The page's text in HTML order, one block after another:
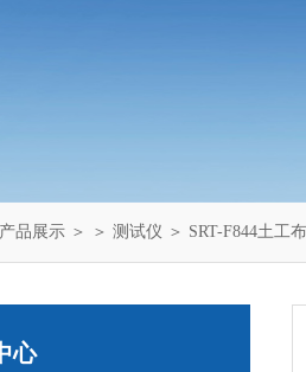
产品展示 ＞ ＞ 测试仪 ＞ SRT-F844土工
心